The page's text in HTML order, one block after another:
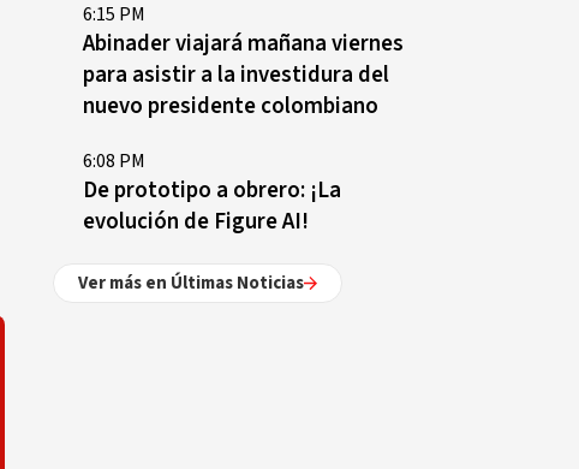
6:15 PM
Abinader viajará mañana viernes
para asistir a la investidura del
nuevo presidente colombiano
6:08 PM
De prototipo a obrero: ¡La
evolución de Figure AI!
Ver más en Últimas Noticias